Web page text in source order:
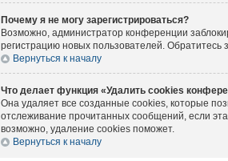
Почему я не могу зарегистрироваться?
Возможно, администратор конференции
регистрацию новых пользователей.
Вернуться к началу
Что делает функция «Удалить cookies
Она удаляет все созданные cookies, которые
отслеживание прочитанных сообщений, если
возможно, удаление cookies поможет.
Вернуться к началу